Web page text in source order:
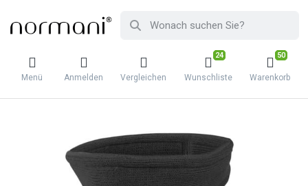
Menü Anmelden Vergleichen
24
Wunschliste
50
Warenkorb